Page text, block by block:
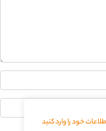
خود را وارد کنید